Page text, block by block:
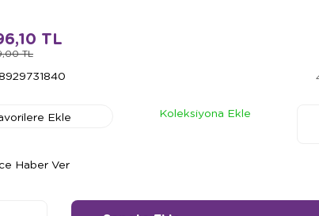
TL
TL
Ekle
Koleksiyona Ekle
Haber Ver